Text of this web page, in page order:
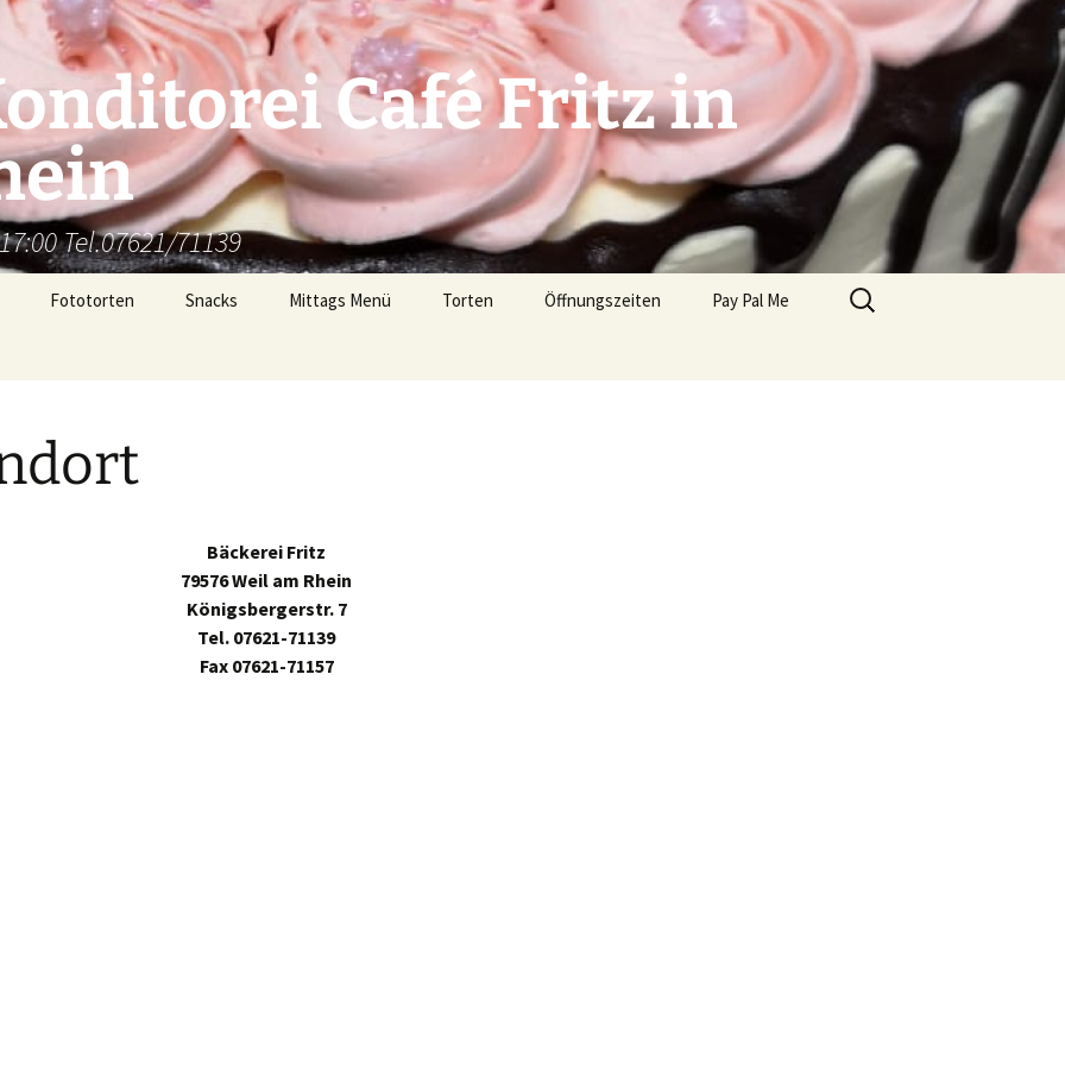
Café Fritz in
Tel.07621/71139
Fototorten Snacks Mittags Menü Torten Öffnungszeiten Pay Pal Me
Suchen
nach:
Bäckerei Fritz
79576 Weil am Rhein
Königsbergerstr. 7
Tel. 07621-71139
Fax 07621-71157